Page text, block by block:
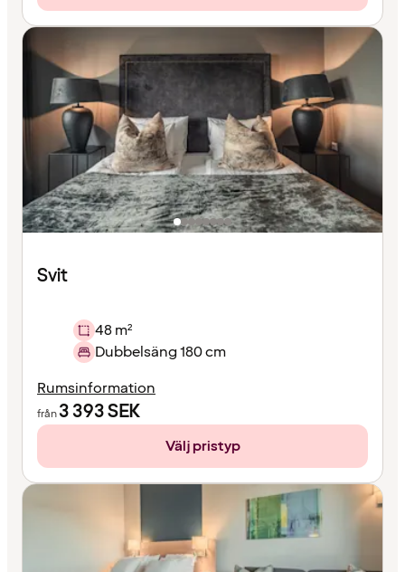
Svit
48 m²
Dubbelsäng 180 cm
Rumsinformation
från3 393SEK
Välj pristyp